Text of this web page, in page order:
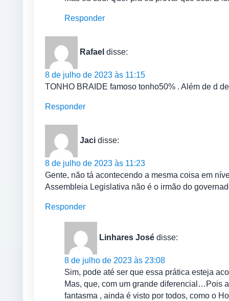
Responder
Rafael disse:
8 de julho de 2023 às 11:15
TONHO BRAIDE famoso tonho50% . Além de d
Responder
Jaci disse:
8 de julho de 2023 às 11:23
Gente, não tá acontecendo a mesma coisa em
Assembleia Legislativa não é o irmão do
Responder
Linhares José disse:
8 de julho de 2023 às 23:08
Sim, pode até ser que essa prática esteja
Mas, que, com um grande diferencial…Pois
fantasma , ainda é visto por todos, como o